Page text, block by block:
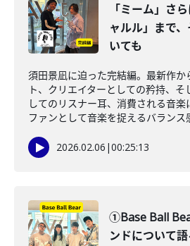
「ミーム」さ
ャルル」まで
いても
須田景凪に迫った完結編。最新作か
ト、クリエイターとしての矜持、そ
してのリスナー耳、消費される音
ファンとして音楽を捉えるバランス
2026.02.06 |00:25:13
①Base Ball
ンドについて